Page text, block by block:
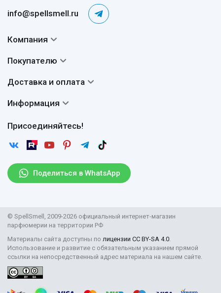
info@spellsmell.ru
Поделиться в WhatsApp
Присоединяйтесь!
Компания
Авторы
Сертификаты
Покупателю
Вопросы и ответы
Отзывы
Рассылка
Доставка и оплата
Доставка
Возврат
Информация
Пользовательское соглашение
Защита персональных данных
Правила продажи товаров (Постановление Правительства
Поставщикам
© SpellSmell, 2009-2026 официальный интернет-магазин
парфюмерии на территории РФ
Материалы сайта доступны по лицензии CC BY-SA 4.0.
Использование и развитие с обязательным указанием прямой
ссылки на непосредственный адрес материала на нашем сайте.